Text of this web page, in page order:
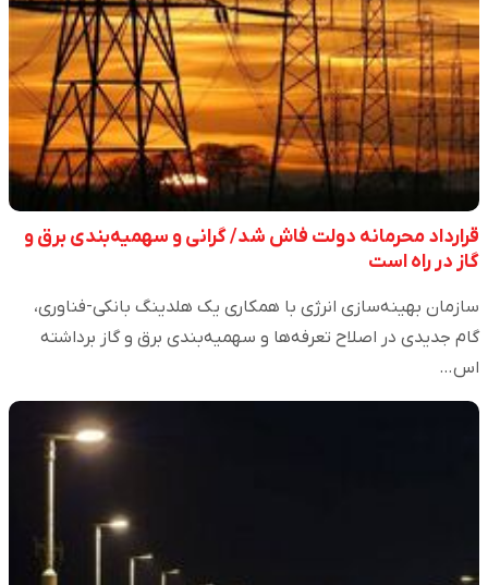
قرارداد محرمانه دولت فاش شد/ گرانی و سهمیه‌بندی برق و
گاز در راه است
سازمان بهینه‌سازی انرژی با همکاری یک هلدینگ بانکی-فناوری،
گام جدیدی در اصلاح تعرفه‌ها و سهمیه‌بندی برق و گاز برداشته
اس…